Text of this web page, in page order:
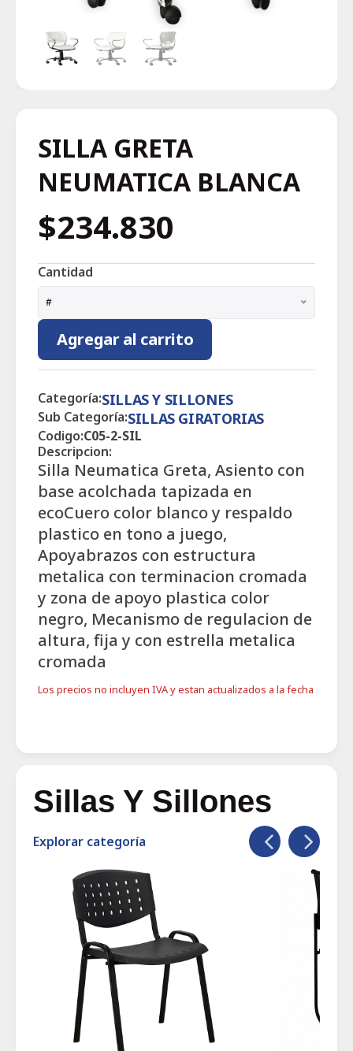
SILLA GRETA
NEUMATICA BLANCA
$234.830
Cantidad
#
Agregar al carrito
Categoría:SILLAS Y SILLONES
Sub Categoría:SILLAS GIRATORIAS
Codigo:C05-2-SIL
Descripcion:
Silla Neumatica Greta, Asiento con
base acolchada tapizada en
ecoCuero color blanco y respaldo
plastico en tono a juego,
Apoyabrazos con estructura
metalica con terminacion cromada
y zona de apoyo plastica color
negro, Mecanismo de regulacion de
altura, fija y con estrella metalica
cromada
Los precios no incluyen IVA y estan actualizados a la fecha
Sillas Y Sillones
Explorar categoría